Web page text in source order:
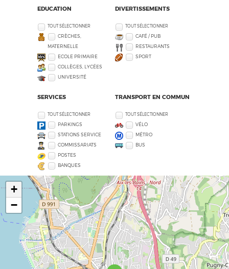
EDUCATION
TOUT SÉLECTIONNER
CRÈCHES,
MATERNELLE
ECOLE PRIMAIRE
COLLÈGES, LYCÉES
UNIVERSITÉ
DIVERTISSEMENTS
TOUT SÉLECTIONNER
CAFÉ / PUB
RESTAURANTS
SPORT
SERVICES
TOUT SÉLECTIONNER
PARKINGS
STATIONS SERVICE
COMMISSARIATS
POSTES
BANQUES
TRANSPORT EN COMMUN
TOUT SÉLECTIONNER
VÉLO
MÉTRO
BUS
+
−